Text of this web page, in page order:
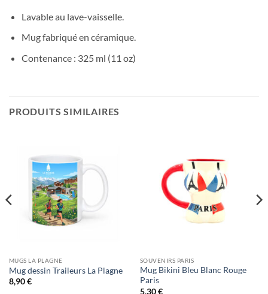
Lavable au lave-vaisselle.
Mug fabriqué en céramique.
Contenance : 325 ml (11 oz)
PRODUITS SIMILAIRES
MUGS LA PLAGNE
Mug dessin Traileurs La Plagne
8,90€
SOUVENIRS PARIS
Mug Bikini Bleu Blanc Rouge
Paris
5,30€